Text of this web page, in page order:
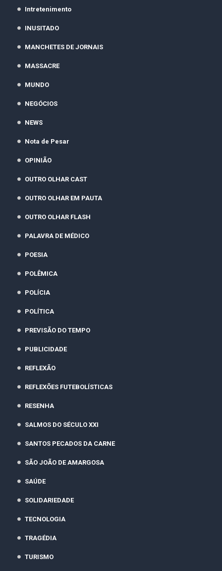
Intretenimento
INUSITADO
MANCHETES DE JORNAIS
MASSACRE
MUNDO
NEGÓCIOS
NEWS
Nota de Pesar
OPINIÃO
OUTRO OLHAR CAST
OUTRO OLHAR EM PAUTA
OUTRO OLHAR FLASH
PALAVRA DE MÉDICO
POESIA
POLÊMICA
POLÍCIA
POLÍTICA
PREVISÃO DO TEMPO
PUBLICIDADE
REFLEXÃO
REFLEXÕES FUTEBOLÍSTICAS
RESENHA
SALMOS DO SÉCULO XXI
SANTOS PECADOS DA CARNE
SÃO JOÃO DE AMARGOSA
SAÚDE
SOLIDARIEDADE
TECNOLOGIA
TRAGÉDIA
TURISMO